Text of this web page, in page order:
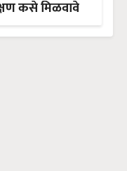
कसे मिळवावे